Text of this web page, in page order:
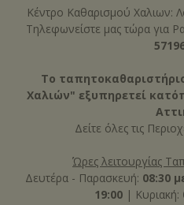
Κέντρο Καθαρισμού Χαλιων:
Τηλεφωνείστε μας τώρα για
Το
Χαλιών" εξυπηρετεί
Δείτε όλες τις
Ώρες λειτουργίας
Δευτέρα - Παρασκευή: 08:30
19:00| Κυριακή: